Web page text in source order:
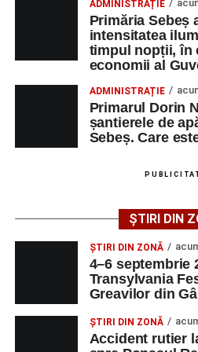
toți cei care cred că trecutul
dezvoltare pentru prezent” , a
președintele Asociației AGORA
Transylvania Fest va
septembrie 2026, laCetatea
Intrarea este liberă pe întreaga
Urmărește-ne pe
Ultimele știri din Sebeș
4–6 septembrie 2026:
Fest, la Cetatea
4–6 septembrie 2026:
Fest, la Cetatea Greavilor
Accident rutier la ieșirea
Regelui. Intervin
Biciclist de 70 de ani,
produs pe strada
ADMINISTRAȚIE
Primăria Sebeș
intensitatea
timpul nopții, în
economii al
ADMINISTRAȚIE
Primarul Dorin
șantierele de
Sebeș. Care
ȘTIRI DIN
ȘTIRI DIN ZONĂ
4–6 septembrie
Transylvania
Greavilor din
ȘTIRI DIN ZONĂ
Accident rutier